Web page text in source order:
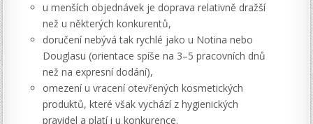
u menších objednávek je doprava relativně dražší
než u některých konkurentů,
doručení nebývá tak rychlé jako u Notina nebo
Douglasu (orientace spíše na 3–5 pracovních dnů
než na expresní dodání),
omezení u vracení otevřených kosmetických
produktů, které však vychází z hygienických
pravidel a platí i u konkurence.